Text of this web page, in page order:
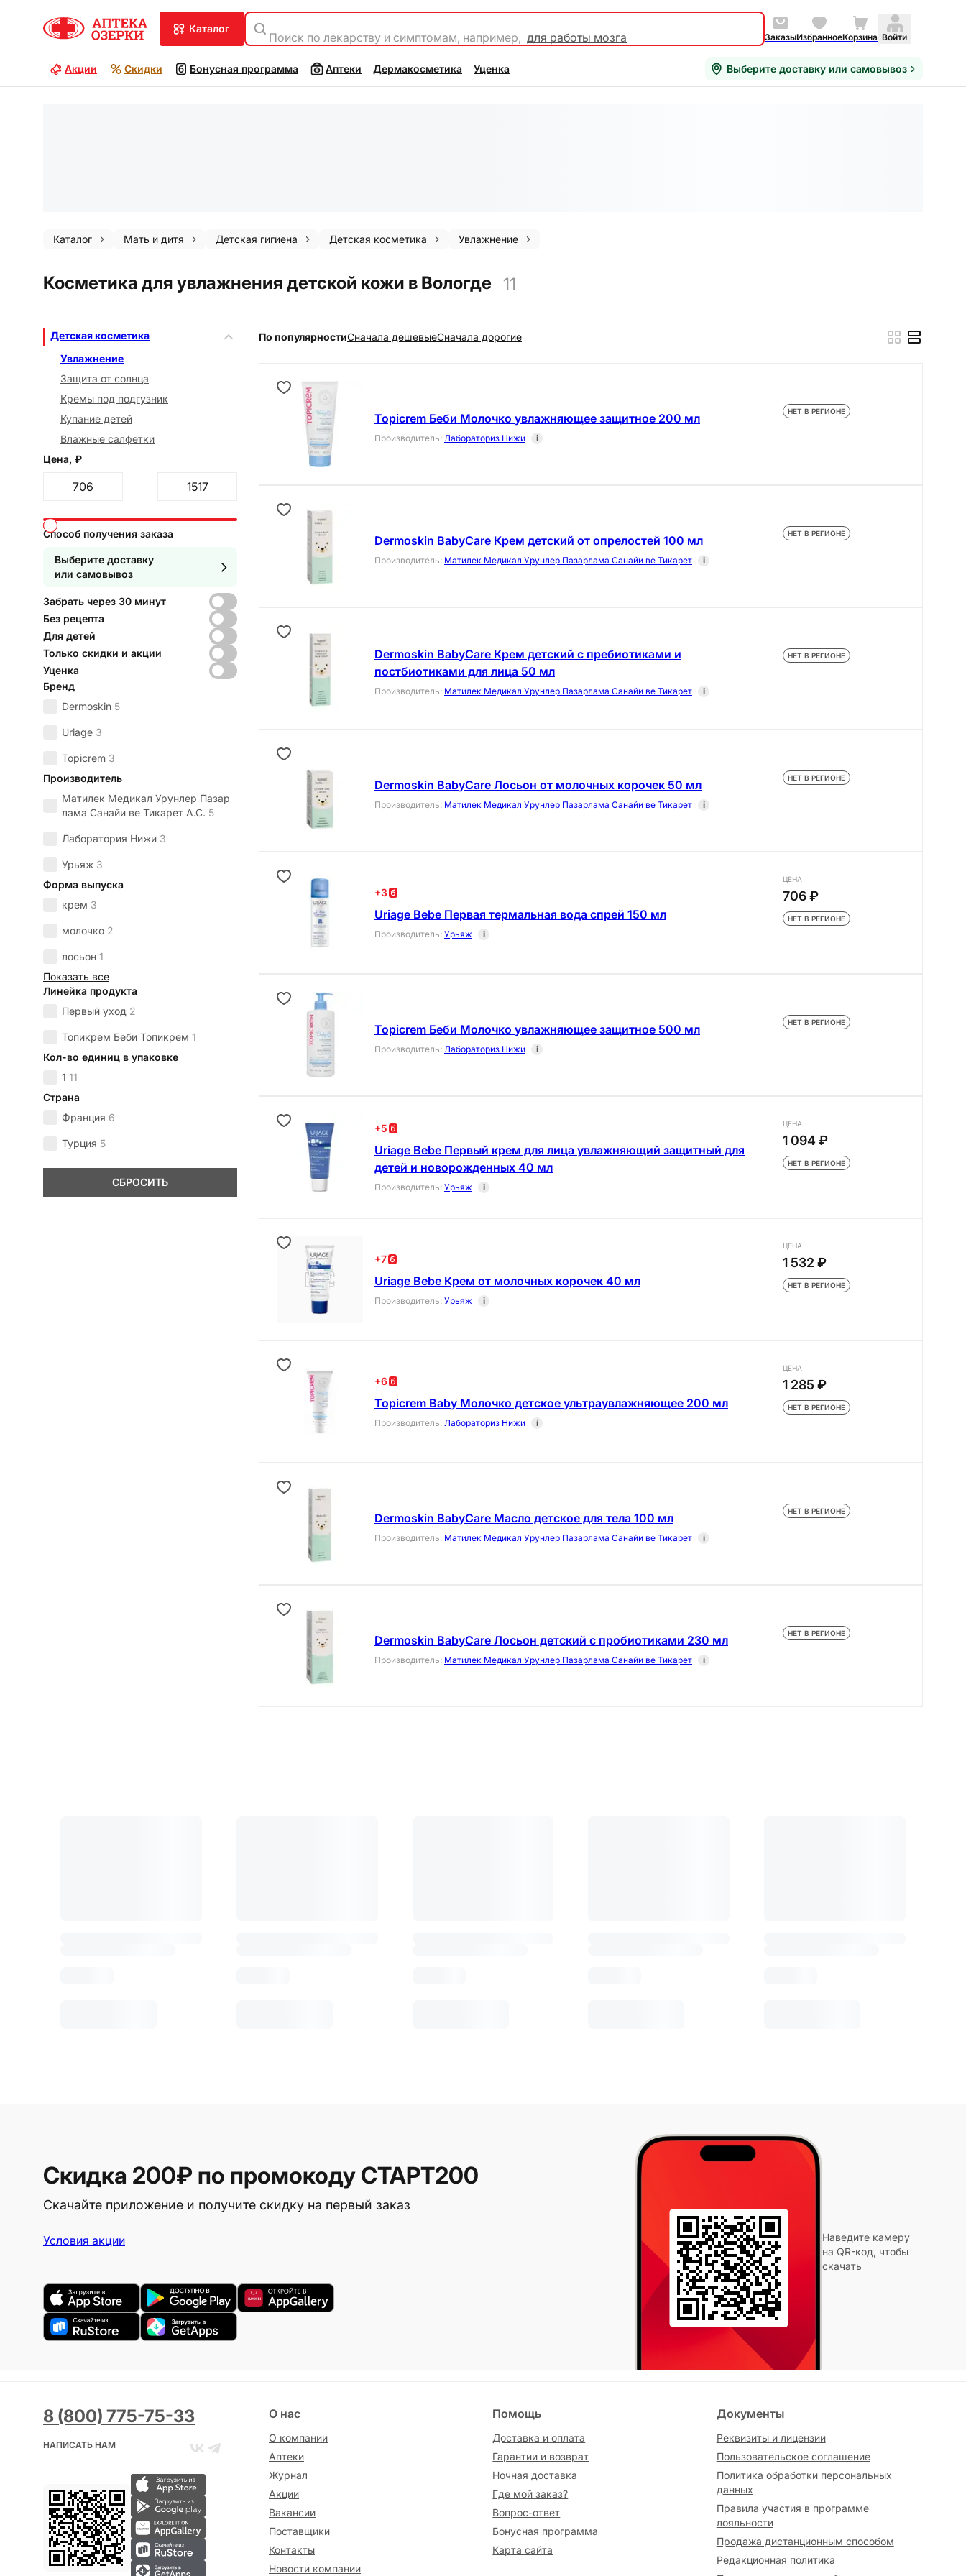
каталог
Поиск по лекарству и симптомам, например, для работы мозга ЗаказыИзбранноеКорзина Войти
Акции Скидки Бонусная программа Аптеки Дермакосметика Уценка Выберите доставку или самовывоз
Каталог Мать и дитя Детская гигиена Детская косметика Увлажнение
Косметика для увлажнения детской кожи в Вологде 11
Детская косметика
Увлажнение
Защита от солнца
Кремы под подгузник
Купание детей
Влажные салфетки
Цена, ₽
Способ получения заказа
Выберите доставку
или самовывоз
Забрать через 30 минут
Без рецепта
Для детей
Только скидки и акции
Уценка
Бренд
Dermoskin 5
Uriage 3
Topicrem 3
Производитель
Матилек Медикал Урунлер Пазар
лама Санайи ве Тикарет А.С. 5
Лаборатория Нижи 3
Урьяж 3
Форма выпуска
крем 3
молочко 2
лосьон 1
Показать все
Линейка продукта
Первый уход 2
Топикрем Беби Топикрем 1
Кол-во единиц в упаковке
1 11
Страна
Франция 6
Турция 5
СБРОСИТЬ
По популярностиCначала дешевыеCначала дорогие
Topicrem Беби Молочко увлажняющее защитное 200 мл
Производитель: Лабораториз Нижи i
НЕТ В РЕГИОНЕ
Dermoskin BabyCare Крем детский от опрелостей 100 мл
Производитель: Матилек Медикал Урунлер Пазарлама Санайи ве Тикарет i
НЕТ В РЕГИОНЕ
Dermoskin BabyCare Крем детский с пребиотиками и
постбиотиками для лица 50 мл
Производитель: Матилек Медикал Урунлер Пазарлама Санайи ве Тикарет i
НЕТ В РЕГИОНЕ
Dermoskin BabyCare Лосьон от молочных корочек 50 мл
Производитель: Матилек Медикал Урунлер Пазарлама Санайи ве Тикарет i
НЕТ В РЕГИОНЕ
+3
Uriage Bebe Первая термальная вода спрей 150 мл
Производитель: Урьяж i
ЦЕНА
706 ₽
НЕТ В РЕГИОНЕ
Topicrem Беби Молочко увлажняющее защитное 500 мл
Производитель: Лабораториз Нижи i
НЕТ В РЕГИОНЕ
+5
Uriage Bebe Первый крем для лица увлажняющий защитный для
детей и новорожденных 40 мл
Производитель: Урьяж i
ЦЕНА
1 094 ₽
НЕТ В РЕГИОНЕ
+7
Uriage Bebe Крем от молочных корочек 40 мл
Производитель: Урьяж i
ЦЕНА
1 532 ₽
НЕТ В РЕГИОНЕ
+6
Topicrem Baby Молочко детское ультраувлажняющее 200 мл
Производитель: Лабораториз Нижи i
ЦЕНА
1 285 ₽
НЕТ В РЕГИОНЕ
Dermoskin BabyCare Масло детское для тела 100 мл
Производитель: Матилек Медикал Урунлер Пазарлама Санайи ве Тикарет i
НЕТ В РЕГИОНЕ
Dermoskin BabyCare Лосьон детский с пробиотиками 230 мл
Производитель: Матилек Медикал Урунлер Пазарлама Санайи ве Тикарет i
НЕТ В РЕГИОНЕ
Скидка 200₽ по промокоду СТАРТ200
Скачайте приложение и получите скидку на первый заказ
Условия акции
Наведите камеру
на QR-код, чтобы
скачать
8 (800) 775-75-33
НАПИСАТЬ НАМ
О нас
О компании
Аптеки
Журнал
Акции
Вакансии
Поставщики
Контакты
Новости компании
Помощь
Доставка и оплата
Гарантии и возврат
Ночная доставка
Где мой заказ?
Вопрос-ответ
Бонусная программа
Карта сайта
Документы
Реквизиты и лицензии
Пользовательское соглашение
Политика обработки персональных
данных
Правила участия в программе
лояльности
Продажа дистанционным способом
Редакционная политика